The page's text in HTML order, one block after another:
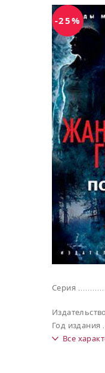
-25%
Серия
Издательство
Год издания
Все